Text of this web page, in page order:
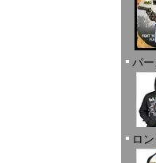
パ
ロ